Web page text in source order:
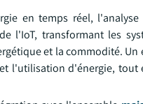
en temps réel,
l'IoT, transformant les
et la commodité. Un
l'utilisation d'énergie, tout